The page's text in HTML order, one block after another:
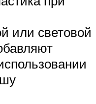
или световой